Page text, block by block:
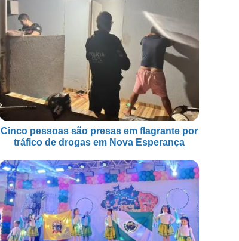
Cinco pessoas são presas em flagrante por
tráfico de drogas em Nova Esperança